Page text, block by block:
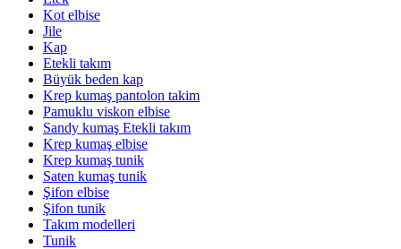
Kot elbise
Jile
Kap
Etekli takım
Büyük beden kap
Krep kumaş pantolon takim
Pamuklu viskon elbise
Sandy kumaş Etekli takım
Krep kumaş elbise
Krep kumaş tunik
Saten kumaş tunik
Şifon elbise
Şifon tunik
Takım modelleri
Tunik